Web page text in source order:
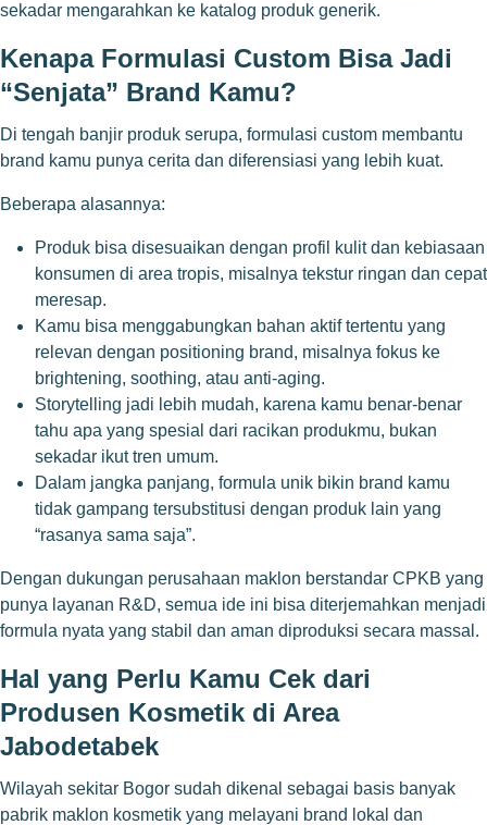
sekadar mengarahkan ke katalog produk generik.
Kenapa Formulasi Custom Bisa Jadi
“Senjata” Brand Kamu?
Di tengah banjir produk serupa, formulasi custom membantu
brand kamu punya cerita dan diferensiasi yang lebih kuat.
Beberapa alasannya:
Produk bisa disesuaikan dengan profil kulit dan kebiasaan
konsumen di area tropis, misalnya tekstur ringan dan cepat
meresap.
Kamu bisa menggabungkan bahan aktif tertentu yang
relevan dengan positioning brand, misalnya fokus ke
brightening, soothing, atau anti-aging.
Storytelling jadi lebih mudah, karena kamu benar-benar
tahu apa yang spesial dari racikan produkmu, bukan
sekadar ikut tren umum.
Dalam jangka panjang, formula unik bikin brand kamu
tidak gampang tersubstitusi dengan produk lain yang
“rasanya sama saja”.
Dengan dukungan perusahaan maklon berstandar CPKB yang
punya layanan R&D, semua ide ini bisa diterjemahkan menjadi
formula nyata yang stabil dan aman diproduksi secara massal.
Hal yang Perlu Kamu Cek dari
Produsen Kosmetik di Area
Jabodetabek
Wilayah sekitar Bogor sudah dikenal sebagai basis banyak
pabrik maklon kosmetik yang melayani brand lokal dan